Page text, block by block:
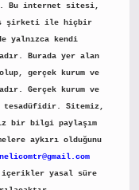
Bu internet sitesi,
şirketi ile hiçbir
yalnızca kendi
Burada yer alan
gerçek kurum ve
Gerçek kurum ve
tesadüfidir. Sitemiz,
bir bilgi paylaşım
aykırı olduğunu
yasal süre